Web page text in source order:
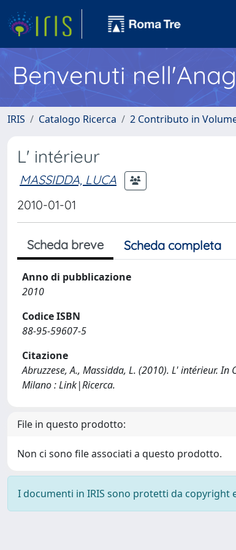
Benvenuti
IRIS Catalogo Ricerca 2 Contributo in
L' intérieur
MASSIDDA, LUCA
2010-01-01
Scheda breve Scheda completa
Anno di pubblicazione
2010
Codice ISBN
88-95-59607-5
Citazione
Abruzzese, A., Massidda, L. (2010). L' intérieur.
Milano : Link|Ricerca.
File in questo prodotto:
Non ci sono file associati a questo prodotto.
I documenti in IRIS sono protetti da